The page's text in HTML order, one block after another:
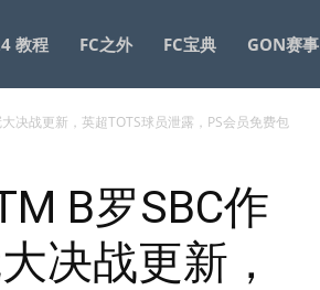
教程 FC之外 FC宝典 GON赛事
决战更新，英超TOTS球员泄露，PS会员免费包
B罗SBC作
决战更新，